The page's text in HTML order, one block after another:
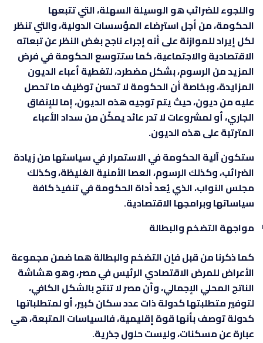
واللجوء للضرائب هو الوسيلة السهلة، التي تتبعها
الحكومة، من أجل استرضاء المؤسسات الدولية، والتي تنظر
لكل إيراد للموازنة على أنه إجراء ناجح بغض النظر عن تبعاته
الاقتصادية والاجتماعية، كما ستتوسع الحكومة في فرض
المزيد من الرسوم، بشكل مضطرد، لتغطية أعباء الديون
المزايدة، وبخاصة أن الحكومة لا تحسن توظيف ما تحصل
عليه من ديون، حيث يتم توجيه هذه الديون، إما للإنفاق
الجاري، أو لمشروعات لا تدر عائد يمكّن من سداد الأعباء
المترتبة على هذه الديون.
ستكون آلية الحكومة في الاستمرار في سياستها من زيادة
الضرائب، وكذلك الرسوم، العصا الأمنية الغليظة، وكذلك
مجلس النواب، الذي يُعد أداة الحكومة في تنفيذ كافة
سياساتها وبرامجها الاقتصادية.
مواجهة التضخم والبطالة
كما ذكرنا من قبل فإن التضخم والبطالة هما ضمن مجموعة
الأعراض للمرض الاقتصادي الرئيس في مصر، وهو هشاشة
الناتج المحلي الإجمالي، وأن مصر لا تنتج بالشكل الكافي،
لتوفير متطلبتها كدولة ذات عدد سكان كبير، أو لمتطلباتها
كدولة توصف بأنها قوة إقليمية، فالسياسات المتبعة، هي
عبارة عن مسكنات، وليست حلول جذرية.